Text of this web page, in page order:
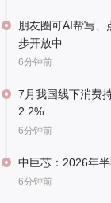
朋友圈可AI帮写、
步开放中
6分钟前
7月我国线下消费
2.2%
6分钟前
中巨芯：2026年
6分钟前